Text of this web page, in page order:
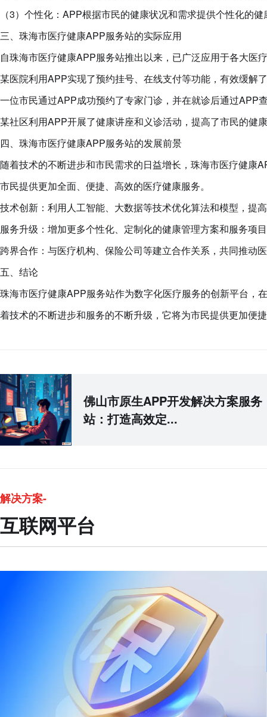
（3）个性化：APP根据市民的健康状况和需求提供个性化的
三、珠海市医疗健康APP服务站的实际应用
自珠海市医疗健康APP服务站推出以来，已广泛应用于各大医
某医院利用APP实现了预约挂号、在线支付等功能，有效缓解
一位市民通过APP成功预约了专家门诊，并在就诊后通过APP
某社区利用APP开展了健康讲座和义诊活动，提高了市民的健
四、珠海市医疗健康APP服务站的发展前景
随着技术的不断进步和市民需求的日益增长，珠海市医疗健康
市民提供更加全面、便捷、高效的医疗健康服务。
技术创新：利用人工智能、大数据等技术优化算法和模型，提
服务升级：增加更多个性化、定制化的健康管理方案和服务项
跨界合作：与医疗机构、保险公司等建立合作关系，共同推动
五、结论
珠海市医疗健康APP服务站作为数字化医疗服务的创新平台，
着技术的不断进步和服务的不断升级，它将为市民提供更加便
佛山市原生APP开发解决方案服务
站：打造高效定...
解决方案-
互联网平台